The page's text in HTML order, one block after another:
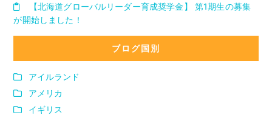
【北海道グローバルリーダー育成奨学金】 第1期生の募集
が開始しました！
ブログ国別
アイルランド
アメリカ
イギリス